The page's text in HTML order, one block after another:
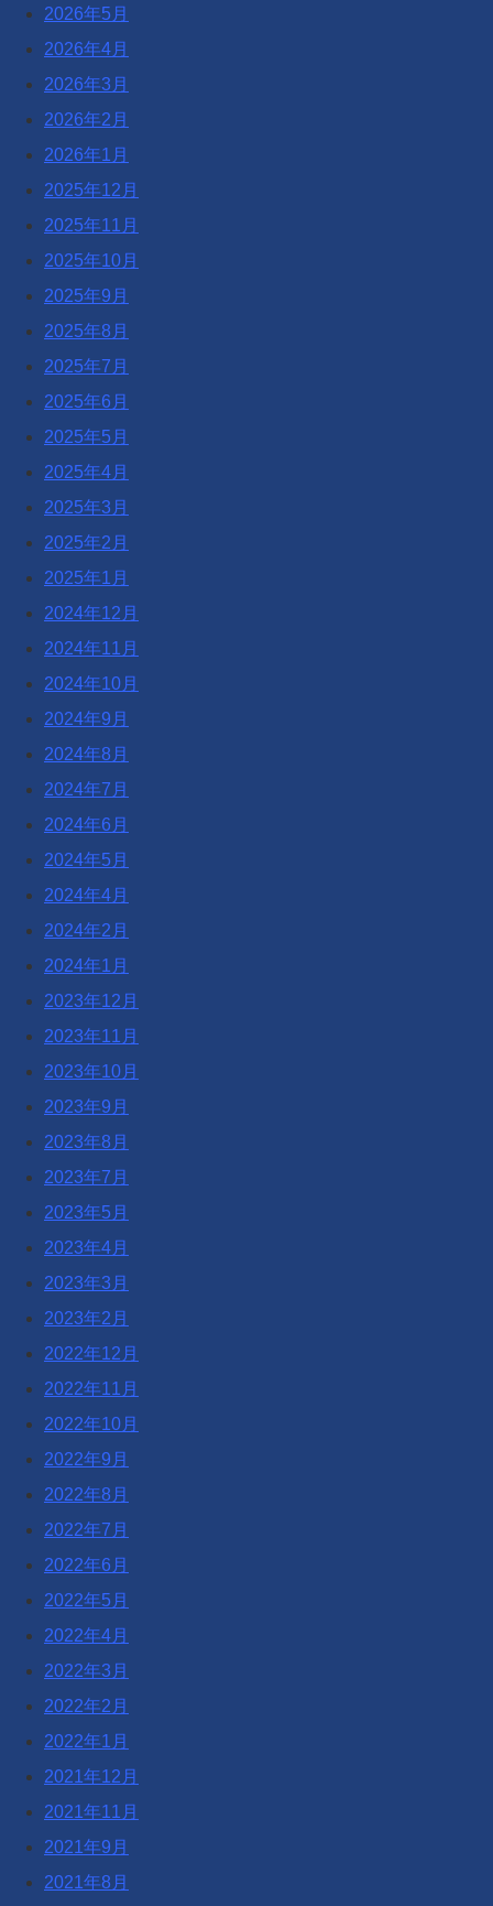
2026年5月
2026年4月
2026年3月
2026年2月
2026年1月
2025年12月
2025年11月
2025年10月
2025年9月
2025年8月
2025年7月
2025年6月
2025年5月
2025年4月
2025年3月
2025年2月
2025年1月
2024年12月
2024年11月
2024年10月
2024年9月
2024年8月
2024年7月
2024年6月
2024年5月
2024年4月
2024年2月
2024年1月
2023年12月
2023年11月
2023年10月
2023年9月
2023年8月
2023年7月
2023年5月
2023年4月
2023年3月
2023年2月
2022年12月
2022年11月
2022年10月
2022年9月
2022年8月
2022年7月
2022年6月
2022年5月
2022年4月
2022年3月
2022年2月
2022年1月
2021年12月
2021年11月
2021年9月
2021年8月